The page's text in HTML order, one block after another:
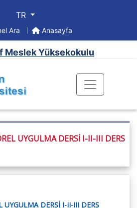
TR
Ara Anasayfa
Meslek Yüksekokulu
UYGULMA DERSİ I-II-III DERS
UYGULMA DERSİ I-II-III DERS